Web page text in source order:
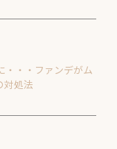
・・・ファンデがム
対処法